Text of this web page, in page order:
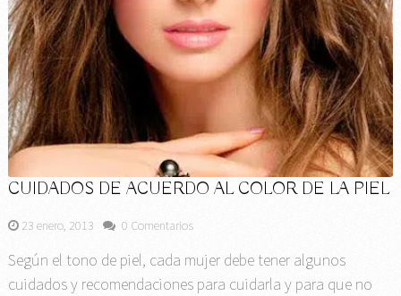
CUIDADOS DE ACUERDO AL COLOR DE LA PIEL
23 enero, 2013 0 Comentarios
Según el tono de piel, cada mujer debe tener algunos
cuidados y recomendaciones para cuidarla y para que no